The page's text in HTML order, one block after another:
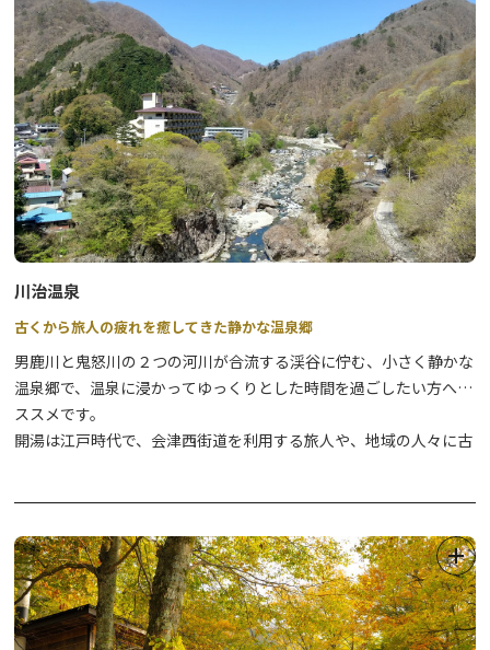
「世界の遺跡と建築文化を守ろう」というテーマのもと、スフィン
クスや万里の長城、パルテノン神殿といった遺跡、サグラダファミ
リアやホワイトハウスなどの世界の有名建築物を25分の１の縮尺
で精巧に再現し展示しているテーマパークです。
その展示数は100を超え、人間も25分の１サイズになっており、そ
の目線の高さから建物を見上げると本物そっくり！
建物を飾る彫刻やレリーフ、ステンドグラスはまさに職人技です。
また、建築物を彩るように咲き誇る２万本以上の盆栽などの植物も
本物！四季により表情を変え、見る者を楽しませてくれます。
是非、無料で行われているガイドツアーに参加して、より園内を楽
しく回ってみてください。
川治温泉
古くから旅人の疲れを癒してきた静かな温泉郷
男鹿川と鬼怒川の２つの河川が合流する渓谷に佇む、小さく静かな
温泉郷で、温泉に浸かってゆっくりとした時間を過ごしたい方へオ
ススメです。
開湯は江戸時代で、会津西街道を利用する旅人や、地域の人々に古
下流へ進むと、景勝地「龍王峡」へ続く遊歩道も整備されており、
緑の匂いや川のせせらぎを感じながら散策やハイキングを楽しむこ
とができます。周辺の自然を満喫したら、温泉にのんびり浸かっ
て、疲れやストレスを癒してみてはいかがですか。